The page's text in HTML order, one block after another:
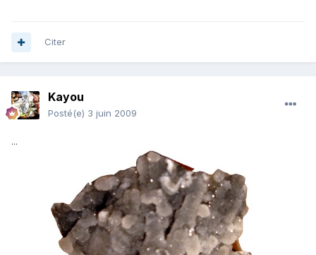
Citer
Kayou
Posté(e) 3 juin 2009
...